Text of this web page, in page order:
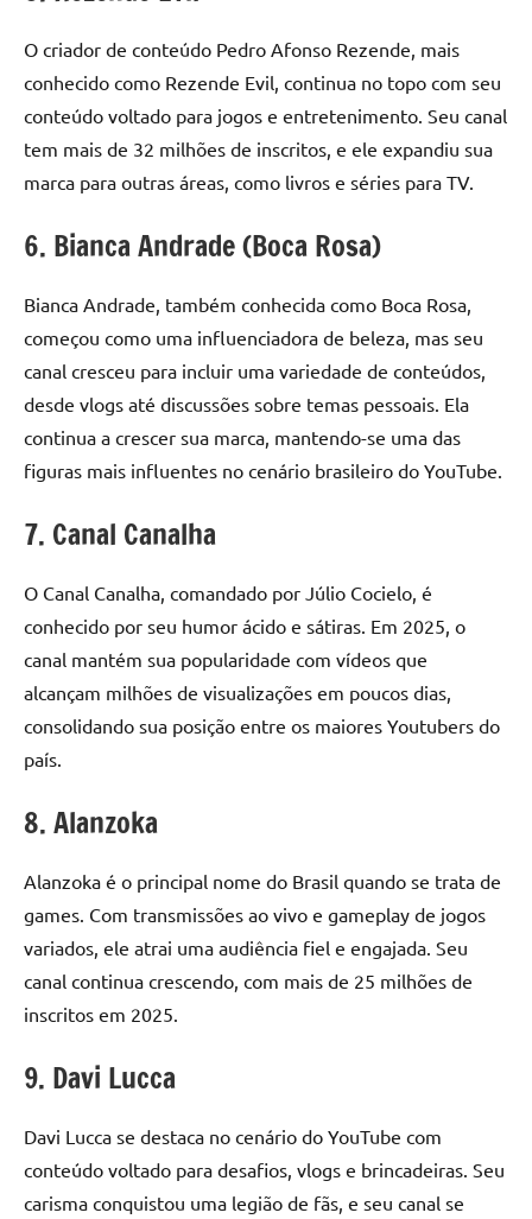
O criador de conteúdo Pedro Afonso Rezende, mais
conhecido como Rezende Evil, continua no topo com seu
conteúdo voltado para jogos e entretenimento. Seu canal
tem mais de 32 milhões de inscritos, e ele expandiu sua
marca para outras áreas, como livros e séries para TV.
6. Bianca Andrade (Boca Rosa)
Bianca Andrade, também conhecida como Boca Rosa,
começou como uma influenciadora de beleza, mas seu
canal cresceu para incluir uma variedade de conteúdos,
desde vlogs até discussões sobre temas pessoais. Ela
continua a crescer sua marca, mantendo-se uma das
figuras mais influentes no cenário brasileiro do YouTube.
7. Canal Canalha
O Canal Canalha, comandado por Júlio Cocielo, é
conhecido por seu humor ácido e sátiras. Em 2025, o
canal mantém sua popularidade com vídeos que
alcançam milhões de visualizações em poucos dias,
consolidando sua posição entre os maiores Youtubers do
país.
8. Alanzoka
Alanzoka é o principal nome do Brasil quando se trata de
games. Com transmissões ao vivo e gameplay de jogos
variados, ele atrai uma audiência fiel e engajada. Seu
canal continua crescendo, com mais de 25 milhões de
inscritos em 2025.
9. Davi Lucca
Davi Lucca se destaca no cenário do YouTube com
conteúdo voltado para desafios, vlogs e brincadeiras. Seu
carisma conquistou uma legião de fãs, e seu canal se